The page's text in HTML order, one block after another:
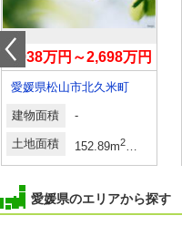
1,938万円～2,698万円
愛媛県松山市北久米町
建物面積 -
土地面積 152.89m2～204.98m
愛媛県のエリアから探す